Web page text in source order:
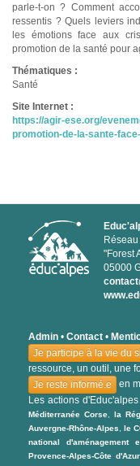
parle-t-on ? Comment
ressentis ? Quels leviers
les émotions face aux
promotion de la santé pour
Thématiques :
Santé
Site Internet :
https://agir-ese.org/
promotion-de-la-sante-
"Forest
05000
Admin • Contact •
Je participe à la vie du
ressource, un outil, une
Je reste informé.e
en
Les actions
Méditerranée Corse, la
Auvergne-Rhône-Alpes ,le
national d'aménagement
Provence-Alpes-Côte d'Azur